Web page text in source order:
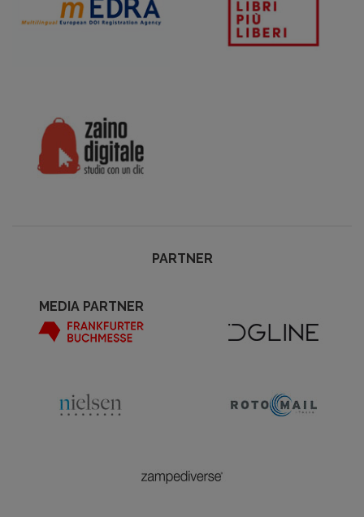
PARTNER
MEDIA PARTNER